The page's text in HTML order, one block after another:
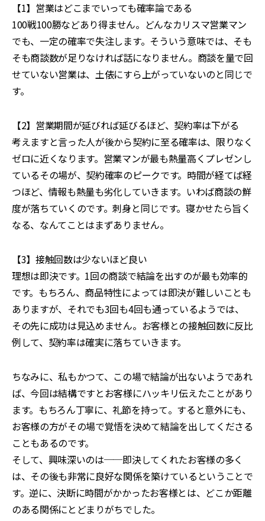
【1】営業はどこまでいっても確率論である
100戦100勝などあり得ません。どんなカリスマ営業マン
でも、一定の確率で失注します。そういう意味では、そも
そも商談数が足りなければ話になりません。商談を量で回
せていない営業は、土俵にすら上がっていないのと同じで
す。
【2】営業期間が延びれば延びるほど、契約率は下がる
考えますと言った人が後から契約に至る確率は、限りなく
ゼロに近くなります。営業マンが最も熱量高くプレゼンし
ているその場が、契約確率のピークです。時間が経てば経
つほど、情報も熱量も劣化していきます。いわば商談の鮮
度が落ちていくのです。刺身と同じです。寝かせたら旨く
なる、なんてことはまずありません。
【3】接触回数は少ないほど良い
理想は即決です。1回の商談で結論を出すのが最も効率的
です。もちろん、商品特性によっては即決が難しいことも
ありますが、それでも3回も4回も通っているようでは、
その先に成功は見込めません。お客様との接触回数に反比
例して、契約率は確実に落ちていきます。
ちなみに、私もかつて、この場で結論が出ないようであれ
ば、今回は結構ですとお客様にハッキリ伝えたことがあり
ます。もちろん丁寧に、礼節を持って。すると意外にも、
お客様の方がその場で覚悟を決めて結論を出してくださる
こともあるのです。
そして、興味深いのは──即決してくれたお客様の多く
は、その後も非常に良好な関係を築けているということで
す。逆に、決断に時間がかかったお客様とは、どこか距離
のある関係にとどまりがちでした。